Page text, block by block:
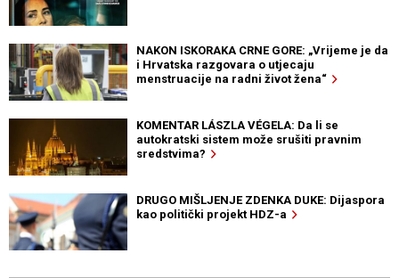
NAKON ISKORAKA CRNE GORE: „Vrijeme je da
i Hrvatska razgovara o utjecaju
menstruacije na radni život žena“
KOMENTAR LÁSZLA VÉGELA: Da li se
autokratski sistem može srušiti pravnim
sredstvima?
DRUGO MIŠLJENJE ZDENKA DUKE: Dijaspora
kao politički projekt HDZ-a